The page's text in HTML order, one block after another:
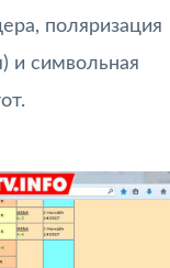
поляризация
и символьная